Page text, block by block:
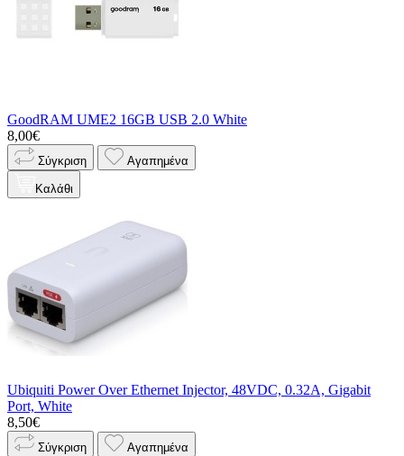
GoodRAM UME2 16GB USB 2.0 White
8,00€
Σύγκριση Αγαπημένα
Καλάθι
Ubiquiti Power Over Ethernet Injector, 48VDC, 0.32A, Gigabit
Port, White
8,50€
Σύγκριση Αγαπημένα